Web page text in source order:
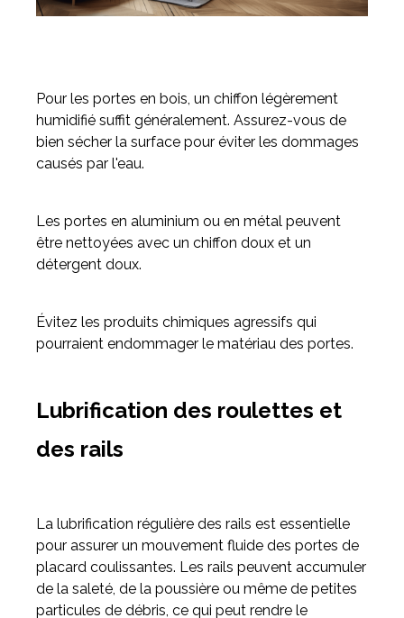
Pour les portes en bois, un chiffon légèrement
humidifié suffit généralement. Assurez-vous de
bien sécher la surface pour éviter les dommages
causés par l'eau.
Les portes en aluminium ou en métal peuvent
être nettoyées avec un chiffon doux et un
détergent doux.
Évitez les produits chimiques agressifs qui
pourraient endommager le matériau des portes.
Lubrification des roulettes et
des rails
La lubrification régulière des rails est essentielle
pour assurer un mouvement fluide des portes de
placard coulissantes. Les rails peuvent accumuler
de la saleté, de la poussière ou même de petites
particules de débris, ce qui peut rendre le